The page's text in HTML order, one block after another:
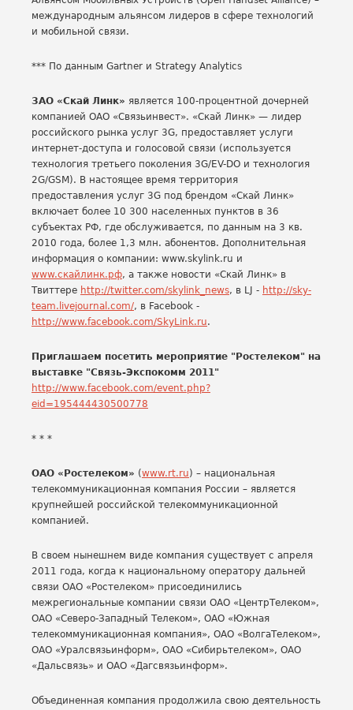
международным альянсом лидеров в сфере технологий
и мобильной связи.
*** По данным Gartner и Strategy Analytics
ЗАО «Скай Линк» является 100-процентной дочерней
компанией ОАО «Связьинвест». «Скай Линк» — лидер
российского рынка услуг 3G, предоставляет услуги
интернет-доступа и голосовой связи (используется
технология третьего поколения 3G/EV-DO и технология
2G/GSM). В настоящее время территория
предоставления услуг 3G под брендом «Скай Линк»
включает более 10 300 населенных пунктов в 36
субъектах РФ, где обслуживается, по данным на 3 кв.
2010 года, более 1,3 млн. абонентов. Дополнительная
информация о компании: www.skylink.ru и
www.скайлинк.рф, а также новости «Скай Линк» в
Твиттере http://twitter.com/skylink_news, в LJ - http://sky-
team.livejournal.com/, в Facebook -
http://www.facebook.com/SkyLink.ru.
Приглашаем посетить мероприятие "Ростелеком" на
выставке "Связь-Экспокомм 2011"
http://www.facebook.com/event.php?
eid=195444430500778
* * *
ОАО «Ростелеком» (www.rt.ru) – национальная
телекоммуникационная компания России – является
крупнейшей российской телекоммуникационной
компанией.
В своем нынешнем виде компания существует с апреля
2011 года, когда к национальному оператору дальней
связи ОАО «Ростелеком» присоединились
межрегиональные компании связи ОАО «ЦентрТелеком»,
ОАО «Северо-Западный Телеком», ОАО «Южная
телекоммуникационная компания», ОАО «ВолгаТелеком»,
ОАО «Уралсвязьинформ», ОАО «Сибирьтелеком», ОАО
«Дальсвязь» и ОАО «Дагсвязьинформ».
Объединенная компания продолжила свою деятельность